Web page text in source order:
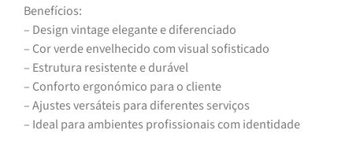
Benefícios:
– Design vintage elegante e diferenciado
– Cor verde envelhecido com visual sofisticado
– Estrutura resistente e durável
– Conforto ergonómico para o cliente
– Ajustes versáteis para diferentes serviços
– Ideal para ambientes profissionais com identidade